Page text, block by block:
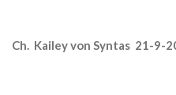
Ch. Kailey von Syntas 21-9-